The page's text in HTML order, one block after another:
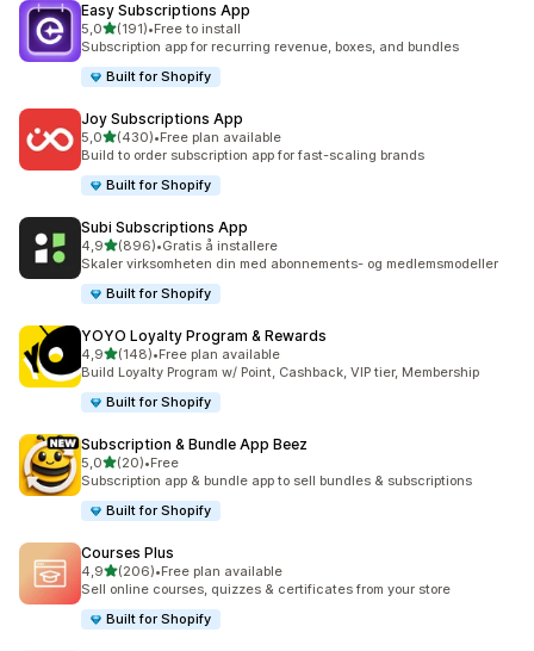
Easy Subscriptions App
5,0av 5 stjerner
(191)
Totalt 191 omtaler
•Free to install
Subscription app for recurring revenue, boxes, and bundles
Built for Shopify
Joy Subscriptions App
5,0av 5 stjerner
(430)
Totalt 430 omtaler
•Free plan available
Build to order subscription app for fast-scaling brands
Built for Shopify
Subi Subscriptions App
4,9av 5 stjerner
(896)
Totalt 896 omtaler
•Gratis å installere
Skaler virksomheten din med abonnements- og medlemsmodeller
Built for Shopify
YOYO Loyalty Program & Rewards
4,9av 5 stjerner
(148)
Totalt 148 omtaler
•Free plan available
Build Loyalty Program w/ Point, Cashback, VIP tier, Membership
Built for Shopify
Subscription & Bundle App Beez
5,0av 5 stjerner
(20)
Totalt 20 omtaler
•Free
Subscription app & bundle app to sell bundles & subscriptions
Built for Shopify
Courses Plus
4,9av 5 stjerner
(206)
Totalt 206 omtaler
•Free plan available
Sell online courses, quizzes & certificates from your store
Built for Shopify